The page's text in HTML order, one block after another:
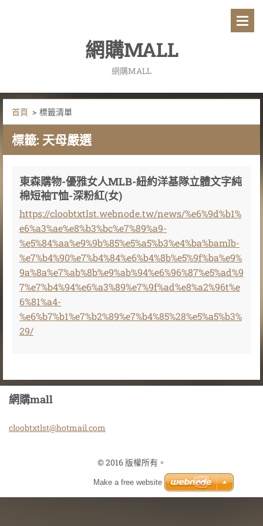
網購MALL
網購MALL
首頁 > 標籤清單
標籤: 天母嚴選
東森購物-優雅女人MLB-紐約洋基隊立體文字純
棉短袖T恤-深粉紅(女)
https://cloobtxtlst.webnode.tw/news/%e6%9d%b1%
e6%a3%ae%e8%b3%bc%e7%89%a9-
%e5%84%aa%e9%9b%85%e5%a5%b3%e4%ba%bamlb-
%e7%b4%90%e7%b4%84%e6%b4%8b%e5%9f%ba%e9%
9a%8a%e7%ab%8b%e9%ab%94%e6%96%87%e5%ad%9
7%e7%b4%94%e6%a3%89%e7%9f%ad%e8%a2%96t%e
6%81%a4-
%e6%b7%b1%e7%b2%89%e7%b4%85%28%e5%a5%b3%
29/
網購mall
cloobtxtlst@hotmail.com
© 2016 版權所有。
Make a free website